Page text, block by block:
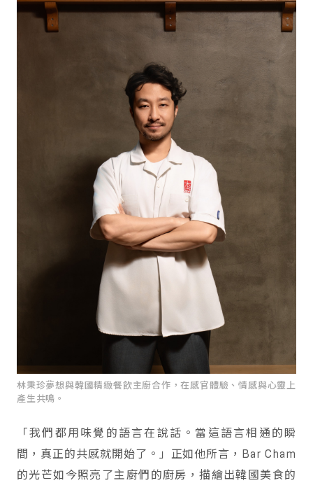
林秉珍夢想與韓國精緻餐飲主廚合作，在感官體驗、情感與心靈上
產生共鳴。
「我們都用味覺的語言在說話。當這語言相通的瞬
間，真正的共感就開始了。」正如他所言，Bar Cham
的光芒如今照亮了主廚們的廚房，描繪出韓國美食的